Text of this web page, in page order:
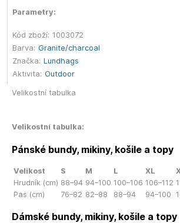
Parametry:
Kód zboží: 1003072
Barva: Granite/charcoal
Značka: Lundhags
Aktivita: Outdoor
Velikostní tabulka
Velikostní tabulka:
Pánské bundy, mikiny, košile a topy
Velikost S M L XL
Hrudník (cm) 88–94 94–100 100–106 106–112
Pas (cm)
76–82 82–88 88–94 94–100
Dámské bundy, mikiny, košile a topy